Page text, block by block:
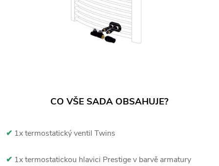
CO VŠE SADA OBSAHUJE?
✔ 1x termostatický ventil Twins
✔ 1x termostatickou hlavici Prestige v barvě armatury